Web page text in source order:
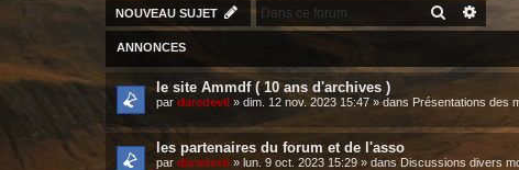
NOUVEAU SUJET
ANNONCES
le site Ammdf ( 10 ans d'archives )
par daredevil » dim. 12 nov. 2023 15:47 » dans Présentations des
les partenaires du forum et de l'asso
par daredevil » lun. 9 oct. 2023 15:29 » dans Discussions divers